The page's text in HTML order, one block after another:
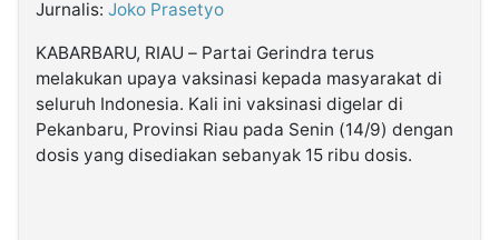
Kabarbaru.co
2026
Jurnalis: Joko Prasetyo
KABARBARU, RIAU – Partai Gerindra terus
melakukan upaya vaksinasi kepada masyarakat di
seluruh Indonesia. Kali ini vaksinasi digelar di
Pekanbaru, Provinsi Riau pada Senin (14/9) dengan
dosis yang disediakan sebanyak 15 ribu dosis.